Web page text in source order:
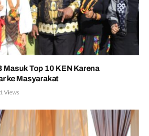
Masuk Top 10 KEN Karena
ke Masyarakat
Views